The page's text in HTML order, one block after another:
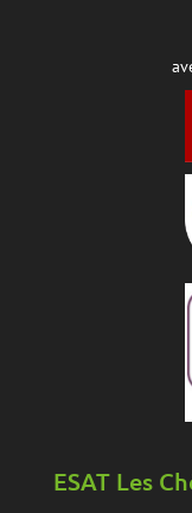
ESAT Les